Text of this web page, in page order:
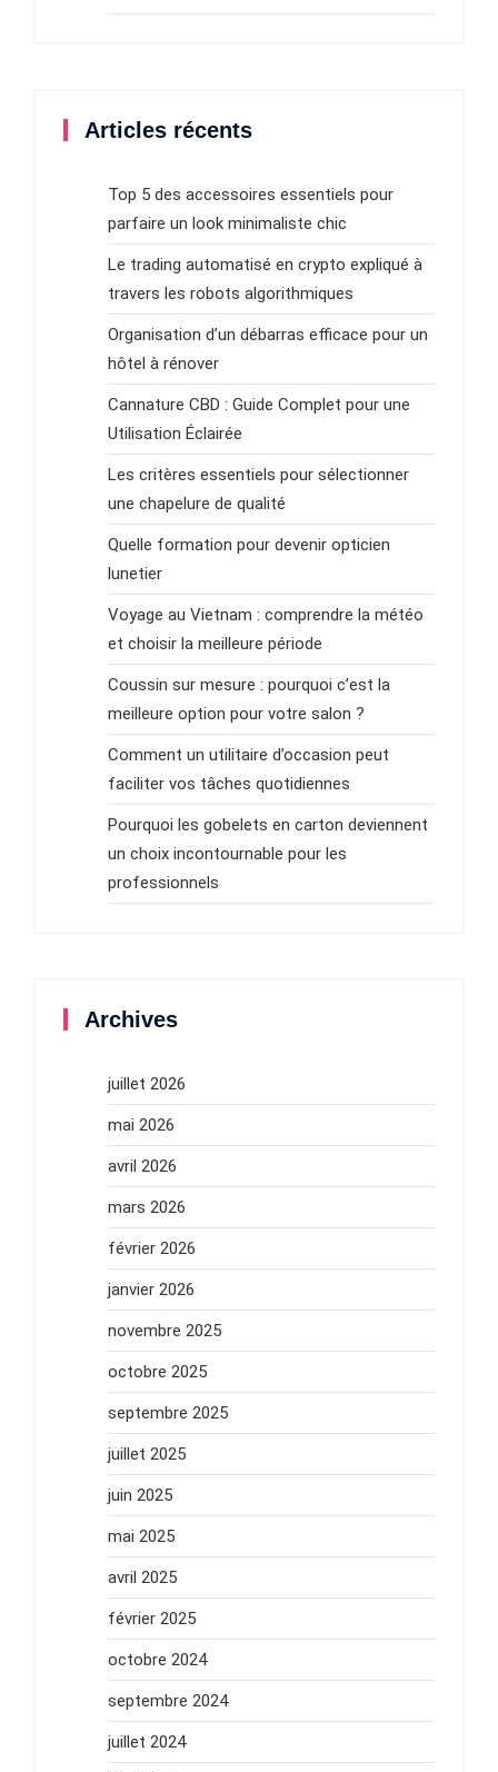
Articles récents
Top 5 des accessoires essentiels pour
parfaire un look minimaliste chic
Le trading automatisé en crypto expliqué à
travers les robots algorithmiques
Organisation d’un débarras efficace pour un
hôtel à rénover
Cannature CBD : Guide Complet pour une
Utilisation Éclairée
Les critères essentiels pour sélectionner
une chapelure de qualité
Quelle formation pour devenir opticien
lunetier
Voyage au Vietnam : comprendre la météo
et choisir la meilleure période
Coussin sur mesure : pourquoi c’est la
meilleure option pour votre salon ?
Comment un utilitaire d’occasion peut
faciliter vos tâches quotidiennes
Pourquoi les gobelets en carton deviennent
un choix incontournable pour les
professionnels
Archives
juillet 2026
mai 2026
avril 2026
mars 2026
février 2026
janvier 2026
novembre 2025
octobre 2025
septembre 2025
juillet 2025
juin 2025
mai 2025
avril 2025
février 2025
octobre 2024
septembre 2024
juillet 2024